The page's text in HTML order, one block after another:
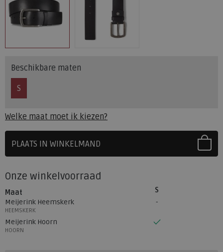
Beschikbare maten
S
Welke maat moet ik kiezen?
PLAATS IN WINKELMAND
Onze winkelvoorraad
Maat
S
Meijerink Heemskerk
HEEMSKERK
Meijerink Hoorn
HOORN